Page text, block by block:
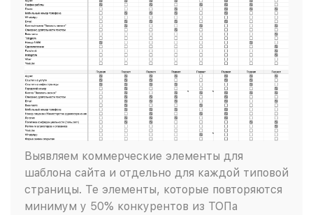
Выявляем коммерческие элементы для
шаблона сайта и отдельно для каждой типовой
страницы. Те элементы, которые повторяются
минимум у 50% конкурентов из ТОПа